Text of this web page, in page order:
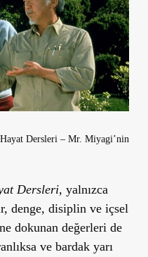
Dersleri – Mr. Miyagi’nin
Dersleri, yalnızca
denge, disiplin ve içsel
dokunan değerleri de
ve bardak yarı